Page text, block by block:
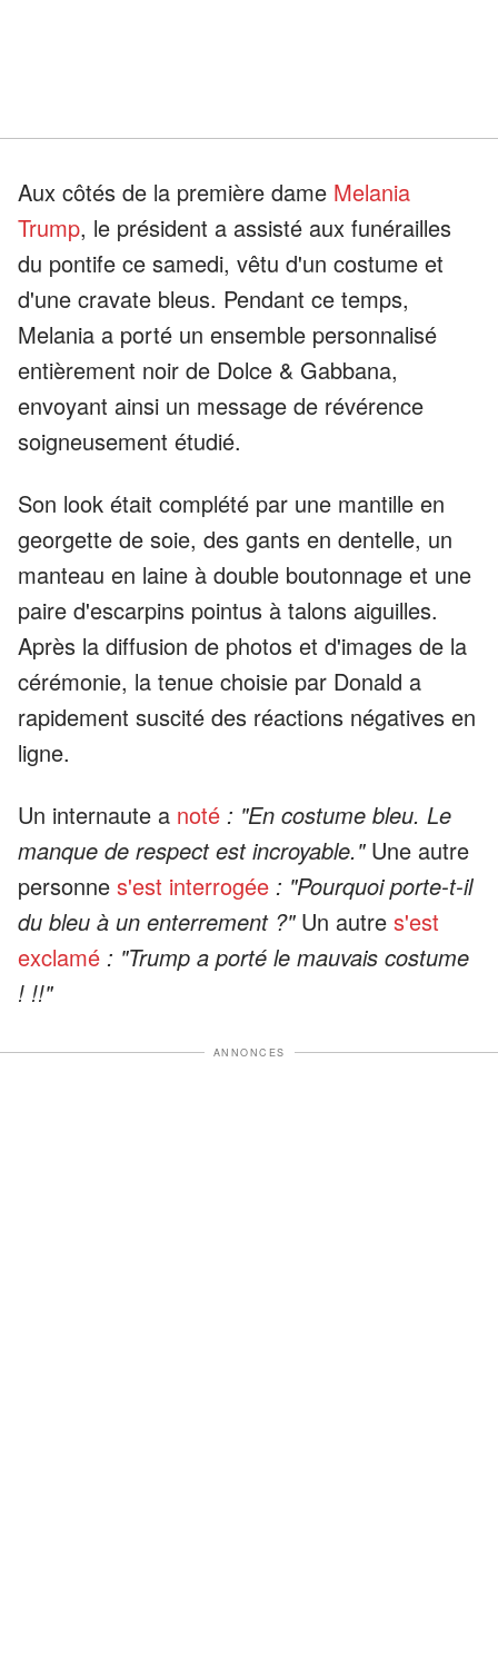
Aux côtés de la première dame Melania
Trump, le président a assisté aux funérailles
du pontife ce samedi, vêtu d'un costume et
d'une cravate bleus. Pendant ce temps,
Melania a porté un ensemble personnalisé
entièrement noir de Dolce & Gabbana,
envoyant ainsi un message de révérence
soigneusement étudié.
Son look était complété par une mantille en
georgette de soie, des gants en dentelle, un
manteau en laine à double boutonnage et une
paire d'escarpins pointus à talons aiguilles.
Après la diffusion de photos et d'images de la
cérémonie, la tenue choisie par Donald a
rapidement suscité des réactions négatives en
ligne.
Un internaute a noté : "En costume bleu. Le
manque de respect est incroyable." Une autre
personne s'est interrogée : "Pourquoi porte-t-il
du bleu à un enterrement ?" Un autre s'est
exclamé : "Trump a porté le mauvais costume
! !!"
ANNONCES